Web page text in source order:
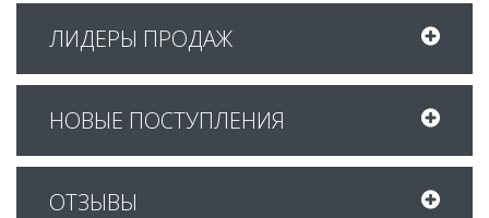
ЛИДЕРЫ ПРОДАЖ
НОВЫЕ ПОСТУПЛЕНИЯ
ОТЗЫВЫ